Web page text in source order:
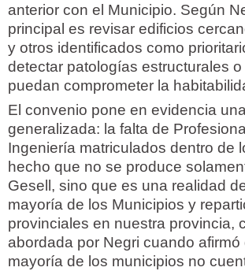
anterior con el Municipio. Según
principal es revisar edificios
y otros identificados como
detectar patologías estructurales
puedan comprometer la
El convenio pone en evidencia
generalizada: la falta de
Ingeniería matriculados dentro de
hecho que no se produce
Gesell, sino que es una realidad
mayoría de los Municipios y
provinciales en nuestra provincia,
abordada por Negri cuando afirmó
mayoría de los municipios no